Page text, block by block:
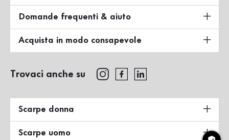
Domande frequenti & aiuto
Acquista in modo consapevole
Trovaci anche su
Scarpe donna
Scarpe uomo